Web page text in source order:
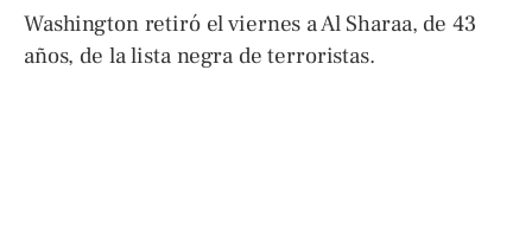
Washington retiró el viernes a Al Sharaa, de 43
años, de la lista negra de terroristas.